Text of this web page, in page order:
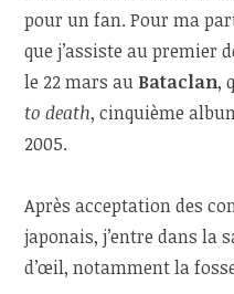
pour un fan. Pour ma
que j’assiste au premier
le 22 mars au Bataclan,
to death, cinquième
2005.
Après acceptation des
japonais, j’entre dans la
d’œil, notamment la